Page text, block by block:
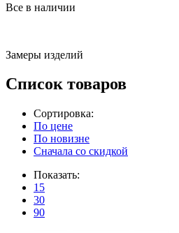
Все в наличии
Замеры изделий
Список товаров
Сортировка:
По цене
По новизне
Сначала со скидкой
Показать:
15
30
90